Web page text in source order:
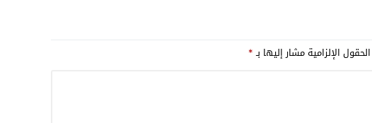
الحقول الإلزامية مشار إليها بـ*